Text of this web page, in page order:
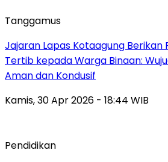
Tanggamus
Jajaran Lapas Kotaagung Berikan
Tertib kepada Warga Binaan:
Aman dan Kondusif
Kamis, 30 Apr 2026 - 18:44 WIB
Pendidikan